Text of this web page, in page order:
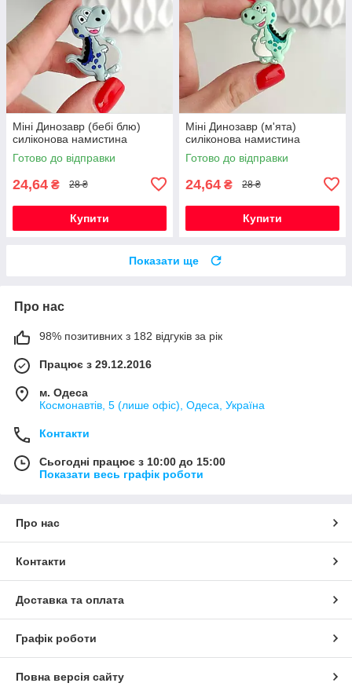
Міні Динозавр (бебі блю)
силіконова намистина
Готово до відправки
24,64 ₴ 28 ₴
Купити
Міні Динозавр (м'ята)
силіконова намистина
Готово до відправки
24,64 ₴ 28 ₴
Купити
Показати ще
Про нас
98% позитивних з 182 відгуків за рік
Працює з 29.12.2016
м. Одеса
Космонавтів, 5 (лише офіс), Одеса, Україна
Контакти
Сьогодні працює з 10:00 до 15:00
Показати весь графік роботи
Про нас
Контакти
Доставка та оплата
Графік роботи
Повна версія сайту